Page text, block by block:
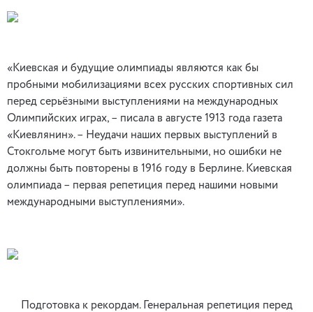
«Киевская и будущие олимпиады являются как бы
пробными мобилизациями всех русских спортивных сил
перед серьёзными выступлениями на международных
Олимпийских играх, – писала в августе 1913 года газета
«Киевлянин». – Неудачи наших первых выступлений в
Стокгольме могут быть извинительными, но ошибки не
должны быть повторены в 1916 году в Берлине. Киевская
олимпиада – первая репетиция перед нашими новыми
международными выступлениями».
Подготовка к рекордам. Генеральная репетиция перед